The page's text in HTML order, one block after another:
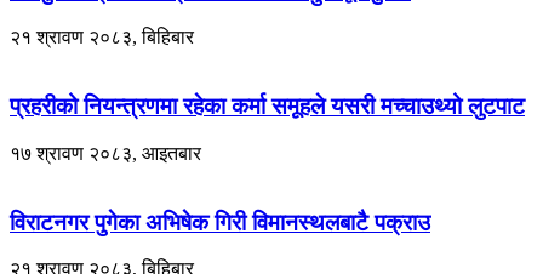
२१ श्रावण २०८३, बिहिबार
प्रहरीको नियन्त्रणमा रहेका कर्मा समूहले यसरी मच्चाउथ्यो लुटपाट
१७ श्रावण २०८३, आइतबार
विराटनगर पुगेका अभिषेक गिरी विमानस्थलबाटै पक्राउ
२१ श्रावण २०८३, बिहिबार